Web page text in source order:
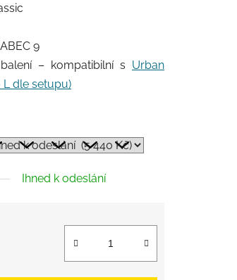
9
– kompatibilní s Urban
L dle setupu)
Ihned k odeslání